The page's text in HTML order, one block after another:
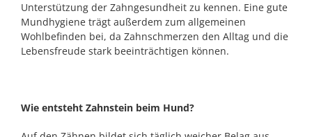
Unterstützung der Zahngesundheit zu kennen. Eine gute
Mundhygiene trägt außerdem zum allgemeinen
Wohlbefinden bei, da Zahnschmerzen den Alltag und die
Lebensfreude stark beeinträchtigen können.
Wie entsteht Zahnstein beim Hund?